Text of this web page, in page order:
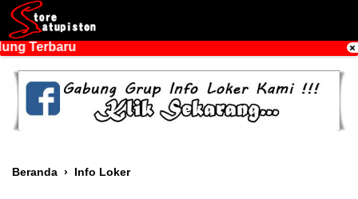
Beranda › Info Loker
Terbaru